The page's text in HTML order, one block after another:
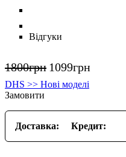
Відгуки
1800грн 1099грн
DHS >> Нові моделі
Замовити
Доставка: Кредит: